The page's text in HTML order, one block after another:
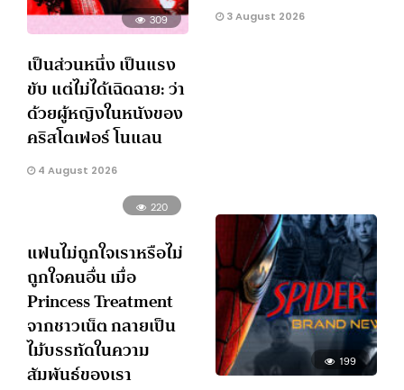
309
เป็นส่วนหนึ่ง เป็นแรง
ขับ แต่ไม่ได้เฉิดฉาย: ว่า
ด้วยผู้หญิงในหนังของ
คริสโตเฟอร์ โนแลน
4 August 2026
3 August 2026
220
แฟนไม่ถูกใจเราหรือไม่
ถูกใจคนอื่น เมื่อ
Princess Treatment
จากชาวเน็ต กลายเป็น
ไม้บรรทัดในความ
สัมพันธ์ของเรา
199